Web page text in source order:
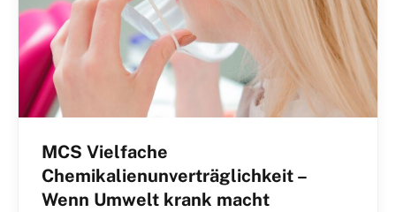
MCS Vielfache
Chemikalienunverträglichkeit –
Wenn Umwelt krank macht